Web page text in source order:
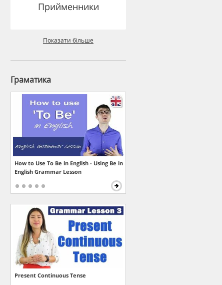
Прийменники
Показати більше
Граматика
How to Use To Be in English - Using Be in
English Grammar Lesson
Present Continuous Tense